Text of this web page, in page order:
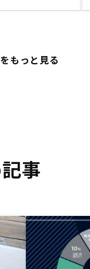
もっと見る
事